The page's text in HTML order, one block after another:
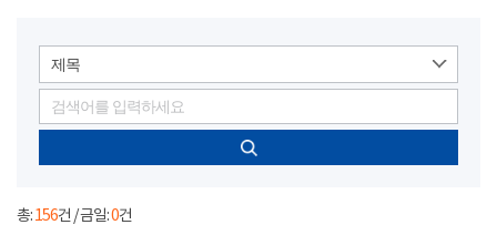
제목
총:156건 / 금일:0건